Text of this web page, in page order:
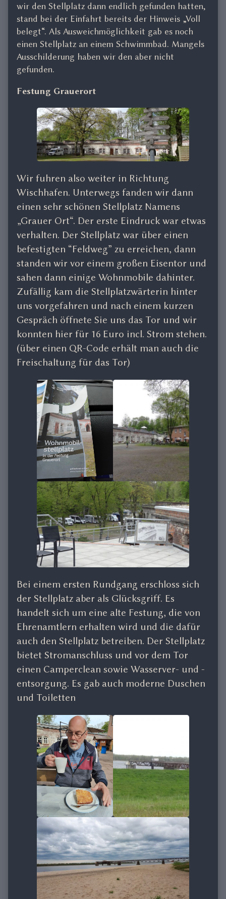
wir den Stellplatz dann endlich gefunden hatten,
stand bei der Einfahrt bereits der Hinweis „Voll
belegt“. Als Ausweichmöglichkeit gab es noch
einen Stellplatz an einem Schwimmbad. Mangels
Ausschilderung haben wir den aber nicht
gefunden.
Festung Grauerort
Wir fuhren also weiter in Richtung
Wischhafen. Unterwegs fanden wir dann
einen sehr schönen Stellplatz Namens
„Grauer Ort“. Der erste Eindruck war etwas
verhalten. Der Stellplatz war über einen
befestigten “Feldweg” zu erreichen, dann
standen wir vor einem großen Eisentor und
sahen dann einige Wohnmobile dahinter.
Zufällig kam die Stellplatzwärterin hinter
uns vorgefahren und nach einem kurzen
Gespräch öffnete Sie uns das Tor und wir
konnten hier für 16 Euro incl. Strom stehen.
(über einen QR-Code erhält man auch die
Freischaltung für das Tor)
Bei einem ersten Rundgang erschloss sich
der Stellplatz aber als Glücksgriff. Es
handelt sich um eine alte Festung, die von
Ehrenamtlern erhalten wird und die dafür
auch den Stellplatz betreiben. Der Stellplatz
bietet Stromanschluss und vor dem Tor
einen Camperclean sowie Wasserver- und -
entsorgung. Es gab auch moderne Duschen
und Toiletten